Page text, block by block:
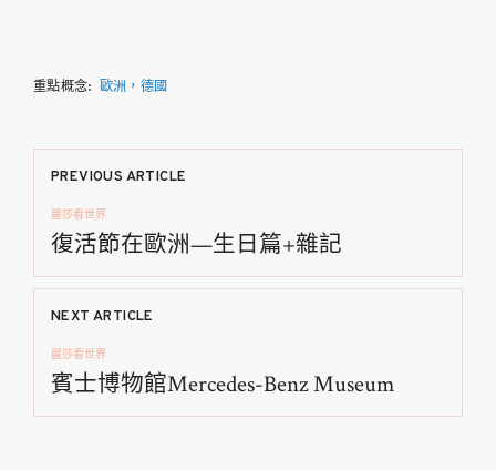
重點概念: 歐洲，德國
文
章
導
覽
PREVIOUS ARTICLE
麗莎看世界
復活節在歐洲—生日篇+雜記
NEXT ARTICLE
麗莎看世界
賓士博物館Mercedes-Benz Museum